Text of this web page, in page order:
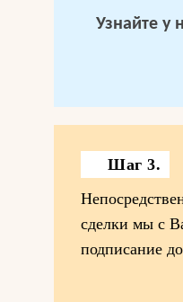
Узнайте у
Шаг 3.
сделки мы с
подписание